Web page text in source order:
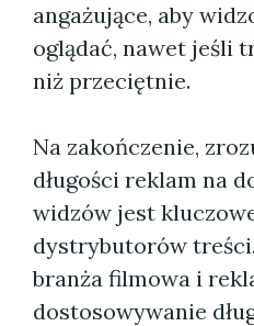
angażujące, aby
oglądać, nawet jeśli
niż przeciętnie.
Na zakończenie,
długości reklam na
widzów jest
dystrybutorów
branża filmowa i
dostosowywanie